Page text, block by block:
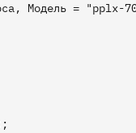
Модель = "pplx-